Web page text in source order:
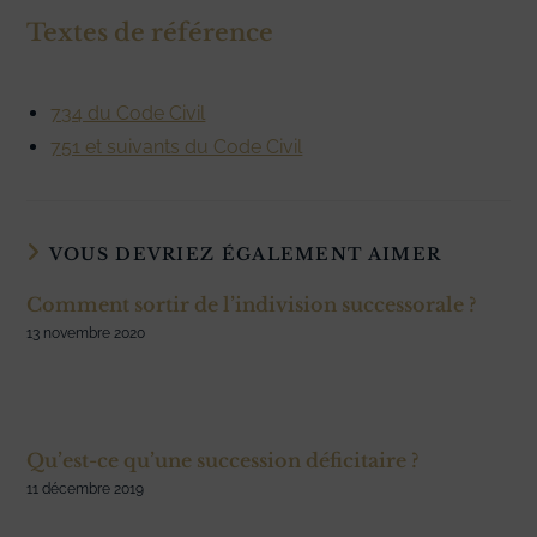
Textes de référence
734 du Code Civil
751 et suivants du Code Civil
VOUS DEVRIEZ ÉGALEMENT AIMER
Comment sortir de l’indivision successorale ?
13 novembre 2020
Qu’est-ce qu’une succession déficitaire ?
11 décembre 2019